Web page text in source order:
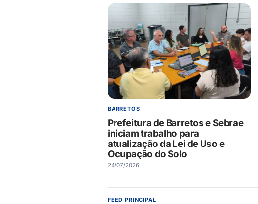
BARRETOS
Prefeitura de Barretos e Sebrae
iniciam trabalho para
atualização da Lei de Uso e
Ocupação do Solo
24/07/2026
FEED PRINCIPAL